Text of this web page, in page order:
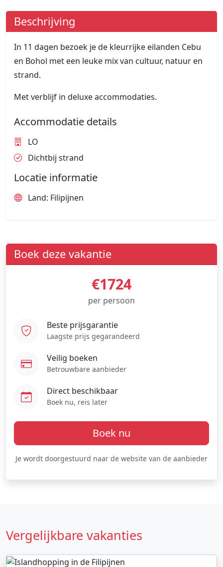
Beschrijving
In 11 dagen bezoek je de kleurrijke eilanden Cebu
en Bohol met een leuke mix van cultuur, natuur en
strand.
Met verblijf in deluxe accommodaties.
Accommodatie details
LO
Dichtbij strand
Locatie informatie
Land: Filipijnen
Boek deze vakantie
€1724
per persoon
Beste prijsgarantie
Laagste prijs gegarandeerd
Veilig boeken
Betrouwbare aanbieder
Direct beschikbaar
Boek nu, reis later
Boek nu
Je wordt doorgestuurd naar de website van de aanbieder
Vergelijkbare vakanties